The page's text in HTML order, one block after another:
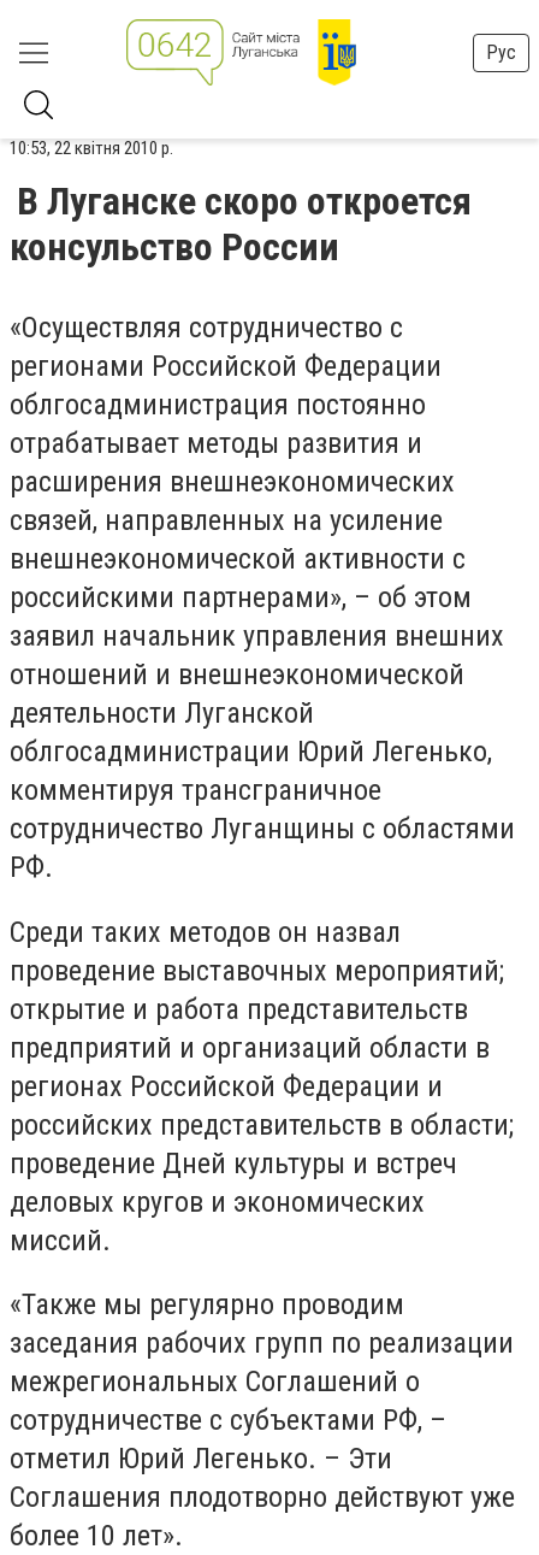
Рус
10:53, 22 квітня 2010 р.
В Луганске скоро откроется
консульство России
«Осуществляя сотрудничество с
регионами Российской Федерации
облгосадминистрация постоянно
отрабатывает методы развития и
расширения внешнеэкономических
связей, направленных на усиление
внешнеэкономической активности с
российскими партнерами», – об этом
заявил начальник управления внешних
отношений и внешнеэкономической
деятельности Луганской
облгосадминистрации Юрий Легенько,
комментируя трансграничное
сотрудничество Луганщины с областями
РФ.
Среди таких методов он назвал
проведение выставочных мероприятий;
открытие и работа представительств
предприятий и организаций области в
регионах Российской Федерации и
российских представительств в области;
проведение Дней культуры и встреч
деловых кругов и экономических
миссий.
«Также мы регулярно проводим
заседания рабочих групп по реализации
межрегиональных Соглашений о
сотрудничестве с субъектами РФ, –
отметил Юрий Легенько. – Эти
Соглашения плодотворно действуют уже
более 10 лет».